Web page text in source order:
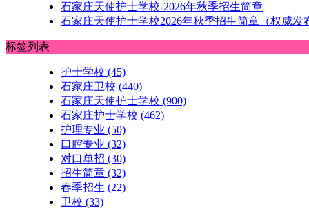
石家庄天使护士学校-2026年秋季招生简章
石家庄天使护士学校2026年秋季招生简章（权威发
标签列表
护士学校 (45)
石家庄卫校 (440)
石家庄天使护士学校 (900)
石家庄护士学校 (462)
护理专业 (50)
口腔专业 (32)
对口单招 (30)
招生简章 (32)
春季招生 (22)
卫校 (33)